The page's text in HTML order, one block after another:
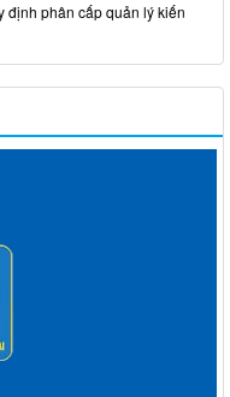
định phân cấp quản lý kiến